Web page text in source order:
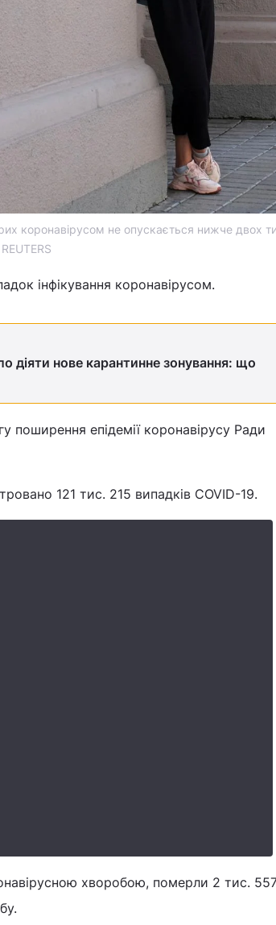
коронавірусом не опускається нижче двох
REUTERS
інфікування коронавірусом.
діяти нове карантинне зонування: що
поширення епідемії коронавірусу Ради
121 тис. 215 випадків COVID-19.
хворобою, померли 2 тис.